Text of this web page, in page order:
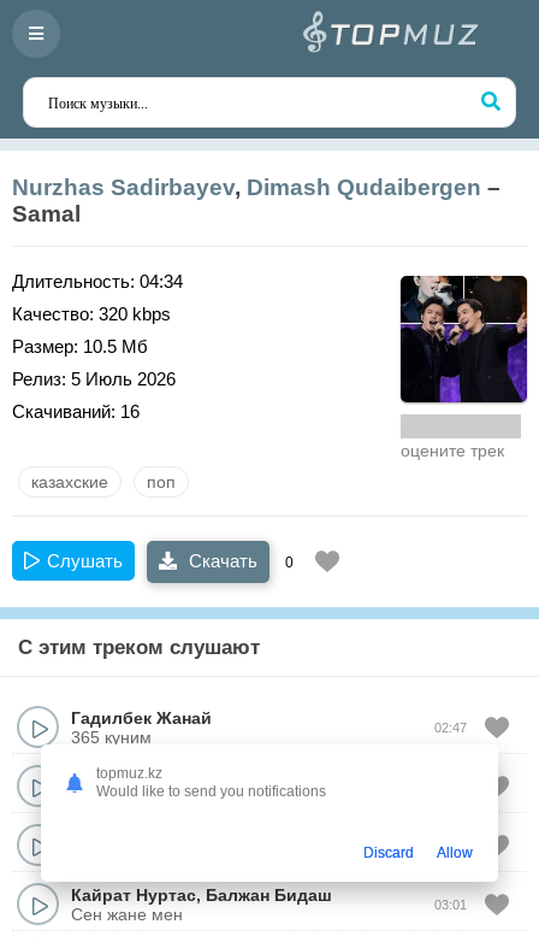
Nurzhas Sadirbayev, Dimash Qudaibergen –
Samal
Длительность: 04:34
Качество: 320 kbps
Размер: 10.5 Мб
Релиз: 5 Июль 2026
Скачиваний: 16
оцените трек
казахские поп
Слушать Скачать 0
С этим треком слушают
Гадилбек Жанай
365 куним
02:47
PERNE
Qara jorga
03:03
Кайрат Нуртас,Балжан Бидаш
Сен жане мен
03:01
topmuz.kz
Would like to send you notifications
Discard Allow